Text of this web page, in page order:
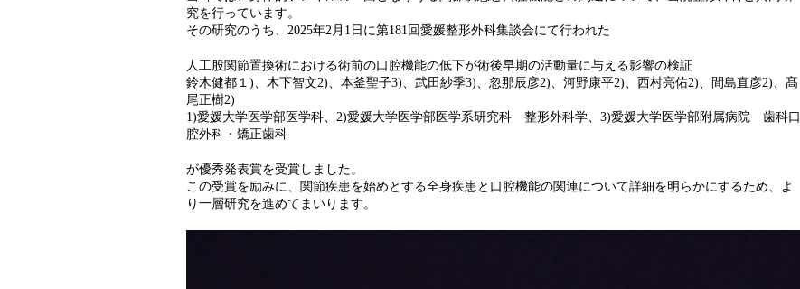
究を行っています。
その研究のうち、2025年2月1日に第181回愛媛整形外科集談会にて行われた
人工股関節置換術における術前の口腔機能の低下が術後早期の活動量に与える影響の検証
鈴木健都１)、木下智文2)、本釜聖子3)、武田紗季3)、忽那辰彦2)、河野康平2)、西村亮佑2)、間島直彦2)、髙
尾正樹2)
1)愛媛大学医学部医学科、2)愛媛大学医学部医学系研究科 整形外科学、3)愛媛大学医学部附属病院 歯科口
腔外科・矯正歯科
が優秀発表賞を受賞しました。
この受賞を励みに、関節疾患を始めとする全身疾患と口腔機能の関連について詳細を明らかにするため、よ
り一層研究を進めてまいります。